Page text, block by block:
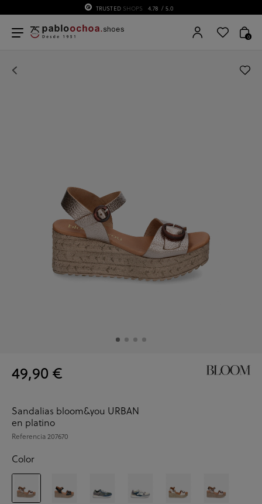
SHOPS 4.78 / 5.0
0
49,90 €
Sandalias bloom&you URBAN
en platino
Referencia207670
Color